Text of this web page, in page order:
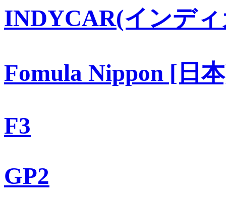
INDYCAR(インデ
Fomula Nippon [日
F3
GP2